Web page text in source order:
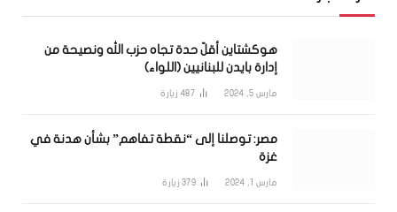
هوكشتاين أقلّ حدة تجاه حزب الله ونصيحة من
إدارة بايدن للبنانيين (اللواء)
مارس 5, 2024 487 زيارة
مصر: توصلنا إلى “نقطة تفاهم” بشأن هدنة في
غزة
مارس 1, 2024 379 زيارة